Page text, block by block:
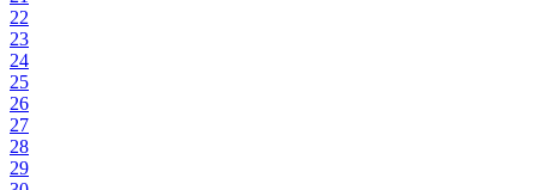
22
23
24
25
26
27
28
29